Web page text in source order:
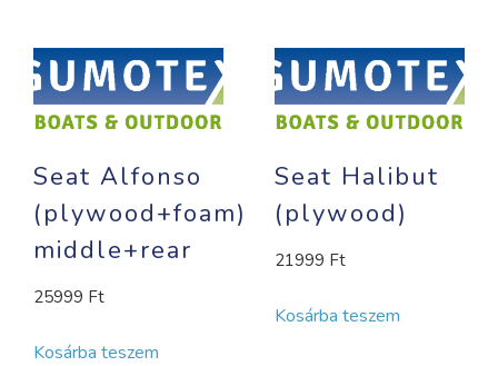
Seat Alfonso
(plywood+foam)
middle+rear
25999 Ft
Kosárba teszem
Seat Halibut
(plywood)
21999 Ft
Kosárba teszem